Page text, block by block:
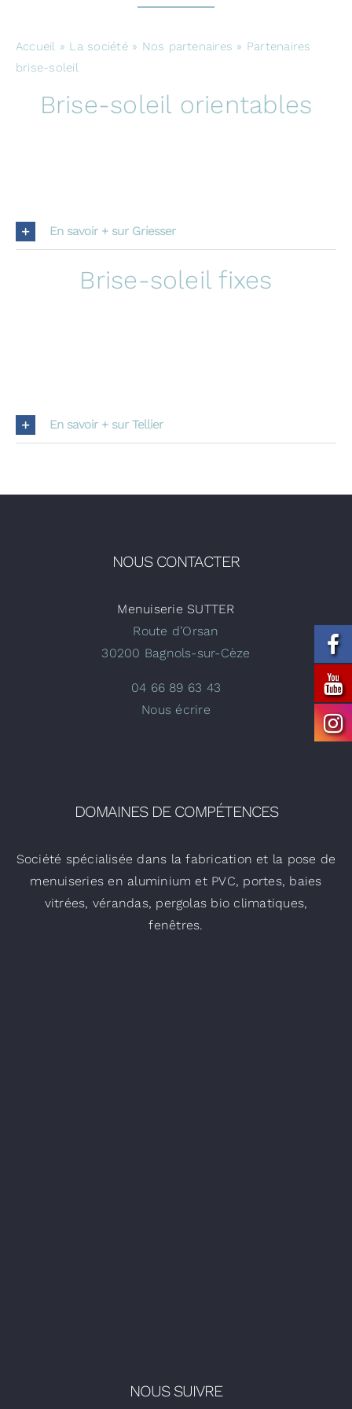
Accueil » La société» Nos partenaires » Partenaires
brise-soleil
Brise-soleil orientables
En savoir + sur Griesser
Brise-soleil fixes
En savoir + sur Tellier
NOUS CONTACTER
Menuiserie SUTTER
Route d’Orsan
30200 Bagnols-sur-Cèze
04 66 89 63 43
Nous écrire
DOMAINES DE COMPÉTENCES
Société spécialisée dans la fabrication et la pose de
menuiseries en aluminium et PVC, portes, baies
vitrées, vérandas, pergolas bio climatiques,
fenêtres.
NOUS SUIVRE